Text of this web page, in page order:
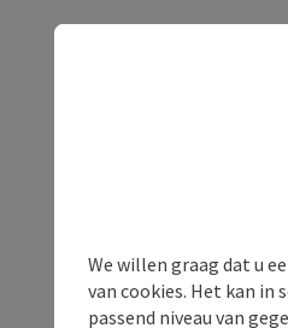
We willen graag dat u
van cookies. Het kan in
passend niveau van